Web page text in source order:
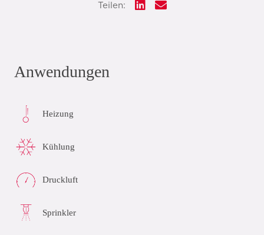
Teilen:
Anwendungen
Heizung
Kühlung
Druckluft
Sprinkler